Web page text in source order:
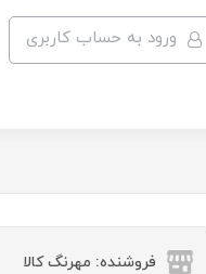
ورود به حساب کاربری
فروشنده: مهرنگ کالا